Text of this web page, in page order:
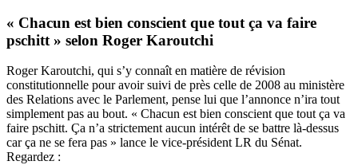
« Chacun est bien conscient que tout ça va faire
pschitt » selon Roger Karoutchi
Roger Karoutchi, qui s’y connaît en matière de révision
constitutionnelle pour avoir suivi de près celle de 2008 au ministère
des Relations avec le Parlement, pense lui que l’annonce n’ira tout
simplement pas au bout. « Chacun est bien conscient que tout ça va
faire pschitt. Ça n’a strictement aucun intérêt de se battre là-dessus
car ça ne se fera pas » lance le vice-président LR du Sénat.
Regardez :